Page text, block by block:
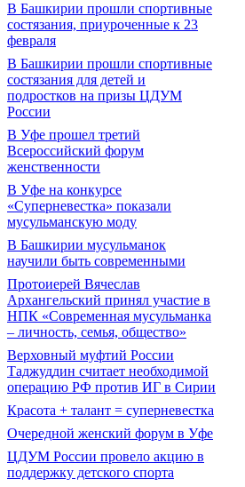
В Башкирии прошли спортивные
состязания, приуроченные к 23
февраля
В Башкирии прошли спортивные
состязания для детей и
подростков на призы ЦДУМ
России
В Уфе прошел третий
Всероссийский форум
женственности
В Уфе на конкурсе
«Суперневестка» показали
мусульманскую моду
В Башкирии мусульманок
научили быть современными
Протоиерей Вячеслав
Архангельский принял участие в
НПК «Современная мусульманка
– личность, семья, общество»
Верховный муфтий России
Таджуддин считает необходимой
операцию РФ против ИГ в Сирии
Красота + талант = суперневестка
Очередной женский форум в Уфе
ЦДУМ России провело акцию в
поддержку детского спорта